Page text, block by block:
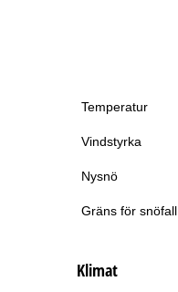
Temperatur
Vindstyrka
Nysnö
Gräns för snöfall
Klimat